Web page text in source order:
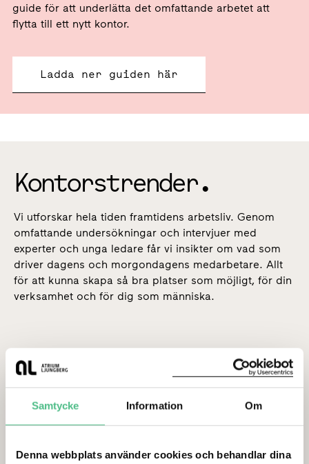
Samtycke Information Om
Denna webbplats använder cookies och behandlar dina
guide för att underlätta det omfattande arbetet att
flytta till ett nytt kontor.
Ladda ner guiden här
Kontorstrender.
Vi utforskar hela tiden framtidens arbetsliv. Genom
omfattande undersökningar och intervjuer med
experter och unga ledare får vi insikter om vad som
driver dagens och morgondagens medarbetare. Allt
för att kunna skapa så bra platser som möjligt, för din
verksamhet och för dig som människa.
"Företag som tummar på sitt hållbarhetsengagemang